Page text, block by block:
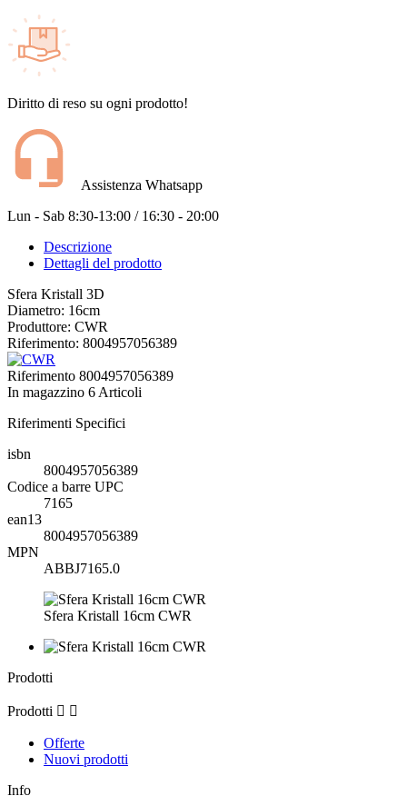
Diritto di reso su ogni prodotto!
Assistenza Whatsapp
Lun - Sab 8:30-13:00 / 16:30 - 20:00
Descrizione
Dettagli del prodotto
Sfera Kristall 3D
Diametro: 16cm
Produttore: CWR
Riferimento: 8004957056389
Riferimento 8004957056389
In magazzino 6 Articoli
Riferimenti Specifici
isbn
8004957056389
Codice a barre UPC
7165
ean13
8004957056389
MPN
ABBJ7165.0
Sfera Kristall 16cm CWR
Prodotti
Prodotti  
Offerte
Nuovi prodotti
Info